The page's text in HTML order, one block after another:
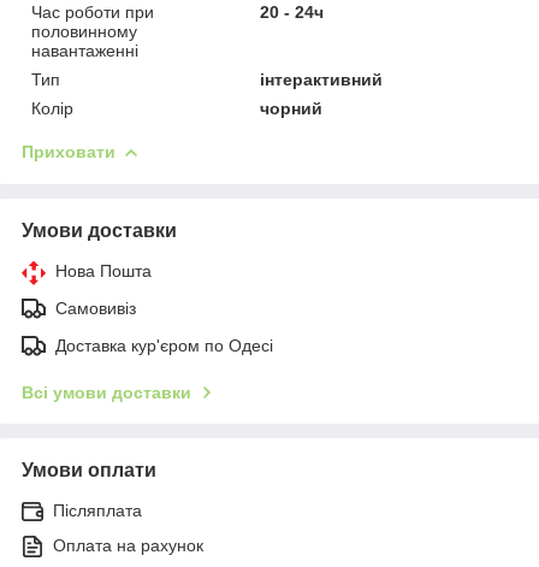
Час роботи при
половинному
навантаженні
20 - 24ч
Тип
інтерактивний
Колір
чорний
Приховати
Умови доставки
Нова Пошта
Самовивіз
Доставка кур'єром по Одесі
Всі умови доставки
Умови оплати
Післяплата
Оплата на рахунок